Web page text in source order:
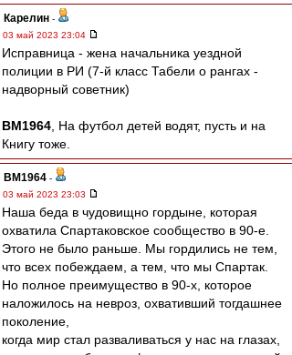
Карелин -
03 май 2023 23:04
Исправница - жена начальника уездной
полиции в РИ (7-й класс Табели о рангах -
надворный советник)
BM1964 , На футбол детей водят, пусть и на
Книгу тоже.
BM1964 -
03 май 2023 23:03
Наша беда в чудовищно гордыне, которая
охватила Спартаковское сообщество в 90-е.
Этого не было раньше. Мы гордились не тем,
что всех побеждаем, а тем, что мы Спартак.
Но полное преимущество в 90-х, которое
наложилось на невроз, охвативший тогдашнее
поколение,
когда мир стал разваливаться у нас на глазах,